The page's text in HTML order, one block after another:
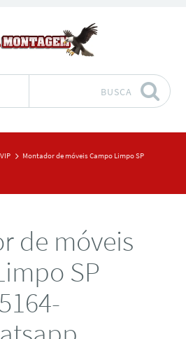
BUSCA
Montador de móveis Campo Limpo SP
de móveis
SP